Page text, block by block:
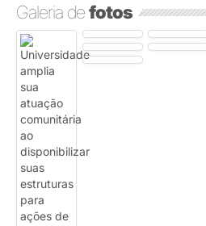
Galeria defotos